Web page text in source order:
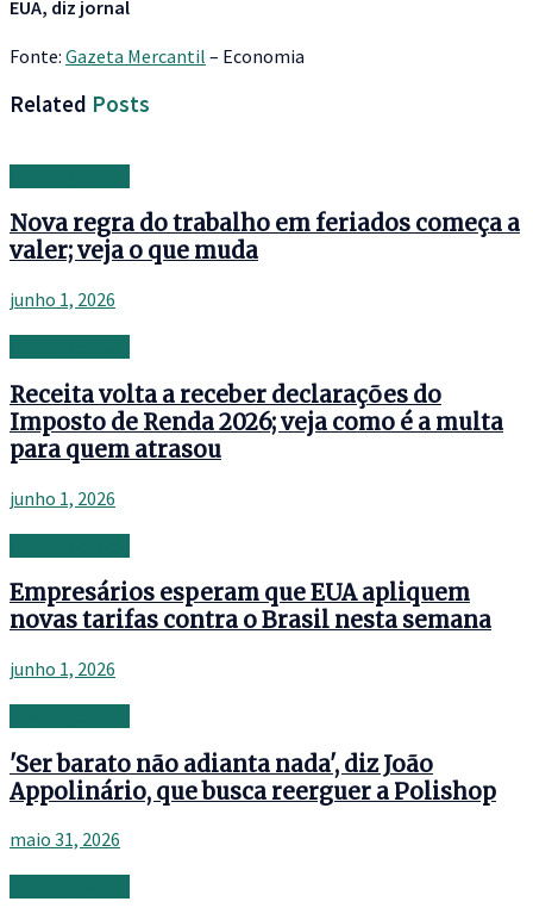
EUA, diz jornal
Fonte: Gazeta Mercantil – Economia
Related Posts
Nova regra do trabalho em feriados começa a
valer; veja o que muda
junho 1, 2026
Receita volta a receber declarações do
Imposto de Renda 2026; veja como é a multa
para quem atrasou
junho 1, 2026
Empresários esperam que EUA apliquem
novas tarifas contra o Brasil nesta semana
junho 1, 2026
'Ser barato não adianta nada', diz João
Appolinário, que busca reerguer a Polishop
maio 31, 2026